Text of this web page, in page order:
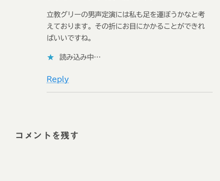
立教グリーの男声定演には私も足を運ぼうかなと考
えております。その折にお目にかかることができれ
ばいいですね。
読み込み中…
Reply
コメントを残す